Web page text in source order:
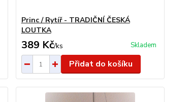
Princ / Rytíř - TRADIČNÍ ČESKÁ
LOUTKA
389 Kč/ks Skladem
Přidat do košíku